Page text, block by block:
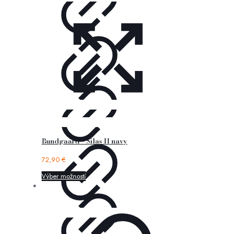
Bundgaard – Silas II navy
72,90 €
Výber možností